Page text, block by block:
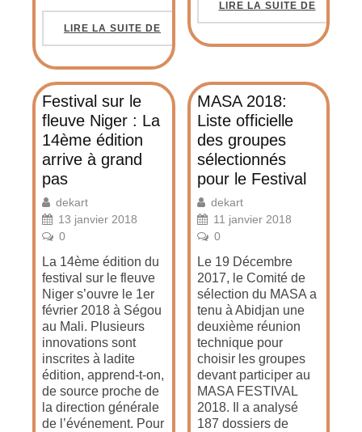
LIRE LA SUITE DE
LIRE LA SUITE DE
Festival sur le
fleuve Niger : La
14ème édition
arrive à grand
pas
dekart
13 janvier 2018
0
La 14ème édition du
festival sur le fleuve
Niger s’ouvre le 1er
février 2018 à Ségou
au Mali. Plusieurs
innovations sont
inscrites à ladite
édition, apprend-t-on,
de source proche de
la direction générale
de l’événement. Pour
MASA 2018:
Liste officielle
des groupes
sélectionnés
pour le Festival
dekart
11 janvier 2018
0
Le 19 Décembre
2017, le Comité de
sélection du MASA a
tenu à Abidjan une
deuxième réunion
technique pour
choisir les groupes
devant participer au
MASA FESTIVAL
2018. Il a analysé
187 dossiers de